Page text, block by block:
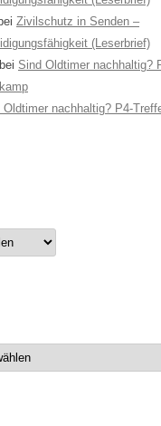
bei Zivilschutz in Senden –
(Leserbrief)
bei Sind Oldtimer nachhaltig?
Oldtimer nachhaltig? P4-